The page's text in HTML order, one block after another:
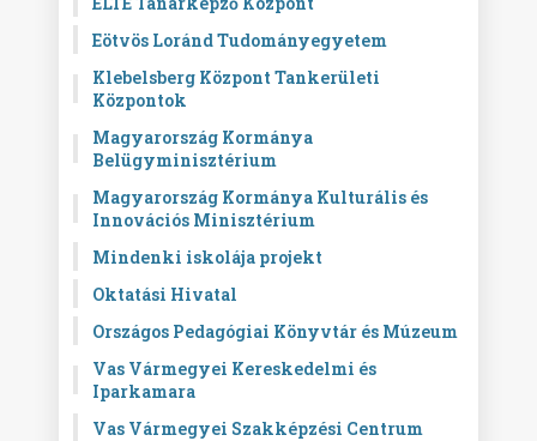
Eötvös Loránd Tudományegyetem
Klebelsberg Központ Tankerületi
Központok
Magyarország Kormánya
Belügyminisztérium
Magyarország Kormánya Kulturális és
Innovációs Minisztérium
Mindenki iskolája projekt
Oktatási Hivatal
Országos Pedagógiai Könyvtár és Múzeum
Vas Vármegyei Kereskedelmi és
Iparkamara
Vas Vármegyei Szakképzési Centrum